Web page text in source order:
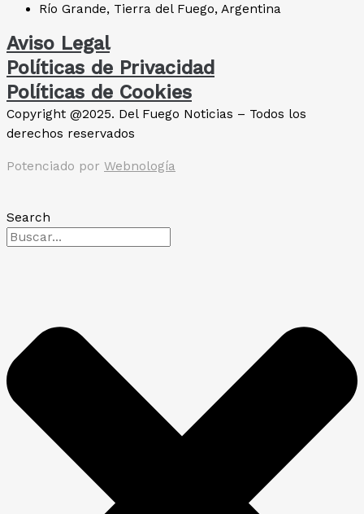
Río Grande, Tierra del Fuego, Argentina
Aviso Legal
Políticas de Privacidad
Políticas de Cookies
Copyright @2025. Del Fuego Noticias – Todos los
derechos reservados
Potenciado por Webnología
Search